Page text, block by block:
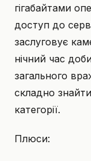
гігабайтами
доступ до
заслуговує
нічний час
загального
складно
категорії.
Плюси: